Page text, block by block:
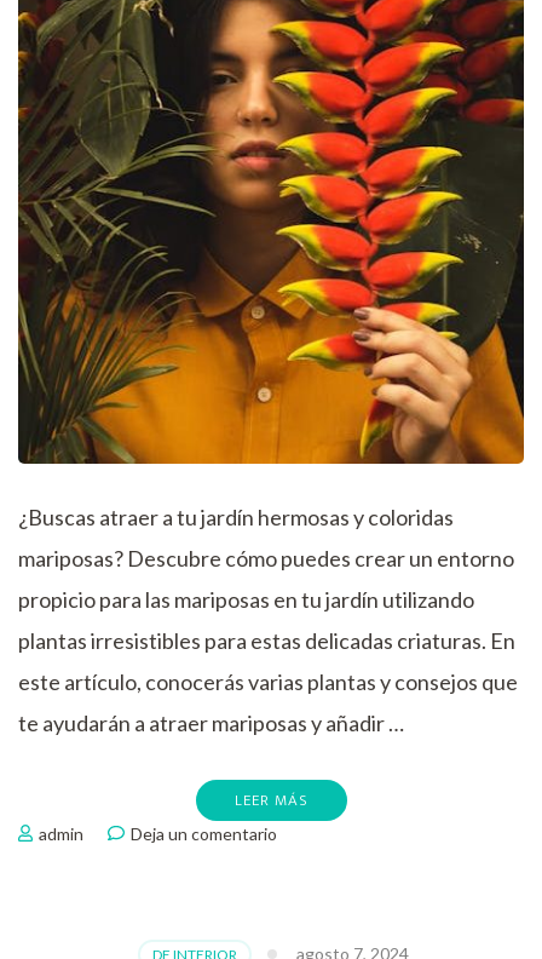
¿Buscas atraer a tu jardín hermosas y coloridas
mariposas? Descubre cómo puedes crear un entorno
propicio para las mariposas en tu jardín utilizando
plantas irresistibles para estas delicadas criaturas. En
este artículo, conocerás varias plantas y consejos que
te ayudarán a atraer mariposas y añadir …
LEER MÁS
admin Deja un comentario
DE INTERIOR agosto 7, 2024